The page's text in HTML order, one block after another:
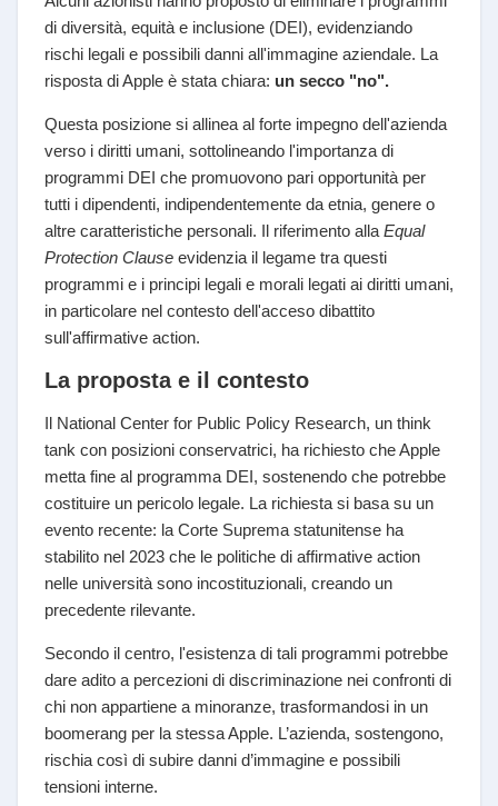
di diversità, equità e inclusione (DEI), evidenziando
rischi legali e possibili danni all'immagine aziendale. La
risposta di Apple è stata chiara: un secco "no".
Questa posizione si allinea al forte impegno dell'azienda
verso i diritti umani, sottolineando l'importanza di
programmi DEI che promuovono pari opportunità per
tutti i dipendenti, indipendentemente da etnia, genere o
altre caratteristiche personali. Il riferimento allaEqual
Protection Clause evidenzia il legame tra questi
programmi e i principi legali e morali legati ai diritti umani,
in particolare nel contesto dell'acceso dibattito
sull'affirmative action.
La proposta e il contesto
Il National Center for Public Policy Research, un think
tank con posizioni conservatrici, ha richiesto che Apple
metta fine al programma DEI, sostenendo che potrebbe
costituire un pericolo legale. La richiesta si basa su un
evento recente: la Corte Suprema statunitense ha
stabilito nel 2023 che le politiche di affirmative action
nelle università sono incostituzionali, creando un
precedente rilevante.
Secondo il centro, l'esistenza di tali programmi potrebbe
dare adito a percezioni di discriminazione nei confronti di
chi non appartiene a minoranze, trasformandosi in un
boomerang per la stessa Apple. L’azienda, sostengono,
rischia così di subire danni d’immagine e possibili
tensioni interne.